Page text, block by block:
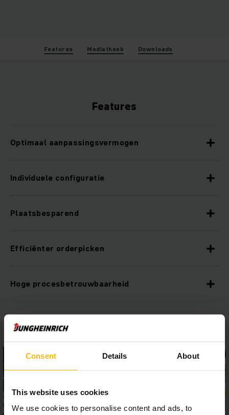
Consent Details About
This website uses cookies
We use cookies to personalise content and ads, to
Features Mediatheek Downloads
Features
Optimaal aanpassingsvermogen
Individuele configuratie
Plaatsbesparend
Efficiënter orderpicken
Hoge procesbetrouwbaarheid